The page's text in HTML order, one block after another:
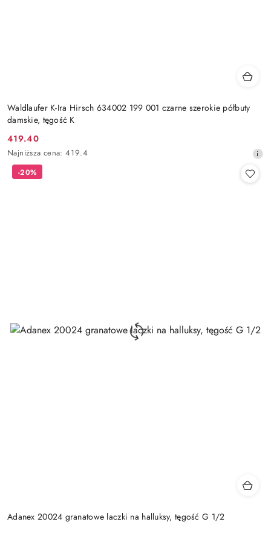
Waldlaufer K-Ira Hirsch 634002 199 001 czarne szerokie półbuty
damskie, tęgość K
Cena
promocyjna:
419.40
Najniższa
cena
Najniższa cena: 419.4
Adanex 20024 granatowe laczki na halluksy, tęgość G 1/2
-20%